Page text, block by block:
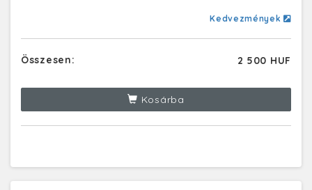
Kedvezmények
Összesen: 2 500 HUF
Kosárba